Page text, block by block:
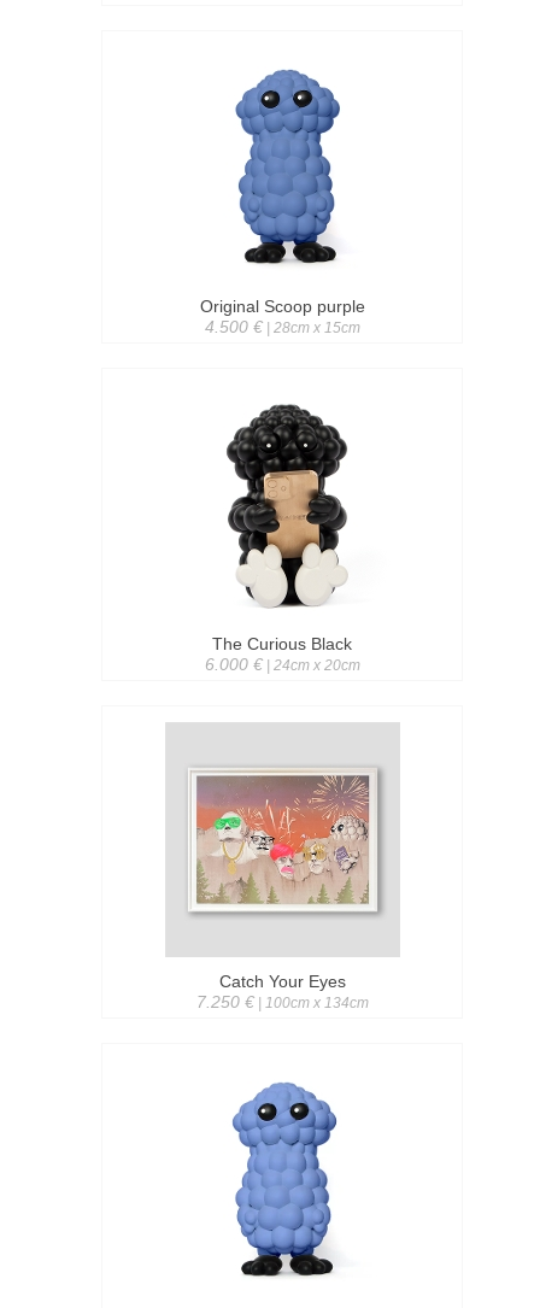
Original Scoop purple
4.500 €| 28cm x 15cm
The Curious Black
6.000 €| 24cm x 20cm
Catch Your Eyes
7.250 €| 100cm x 134cm